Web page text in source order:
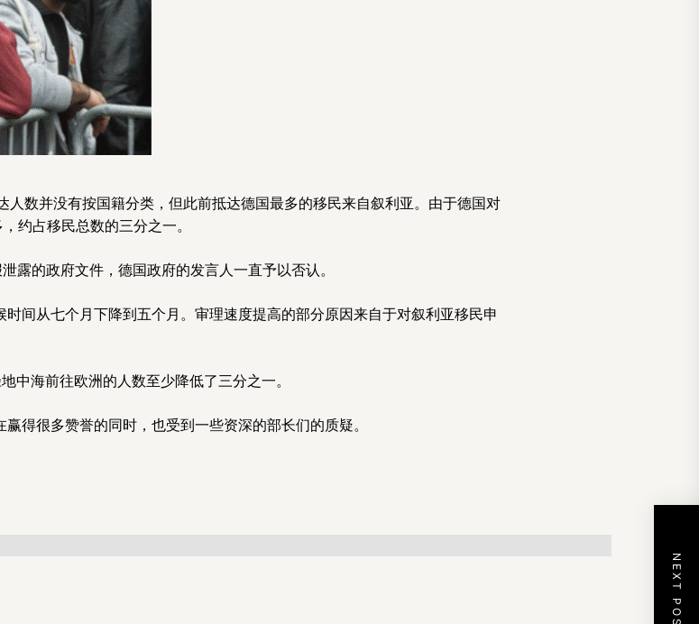
数并没有按国籍分类，但此前抵达德国最多的移民来自叙利亚。由于德国对
约占移民总数的三分之一。
露的政府文件，德国政府的发言人一直予以否认。
间从七个月下降到五个月。审理速度提高的部分原因来自于对叙利亚移民申
中海前往欧洲的人数至少降低了三分之一。
得很多赞誉的同时，也受到一些资深的部长们的质疑。
NEXT POST